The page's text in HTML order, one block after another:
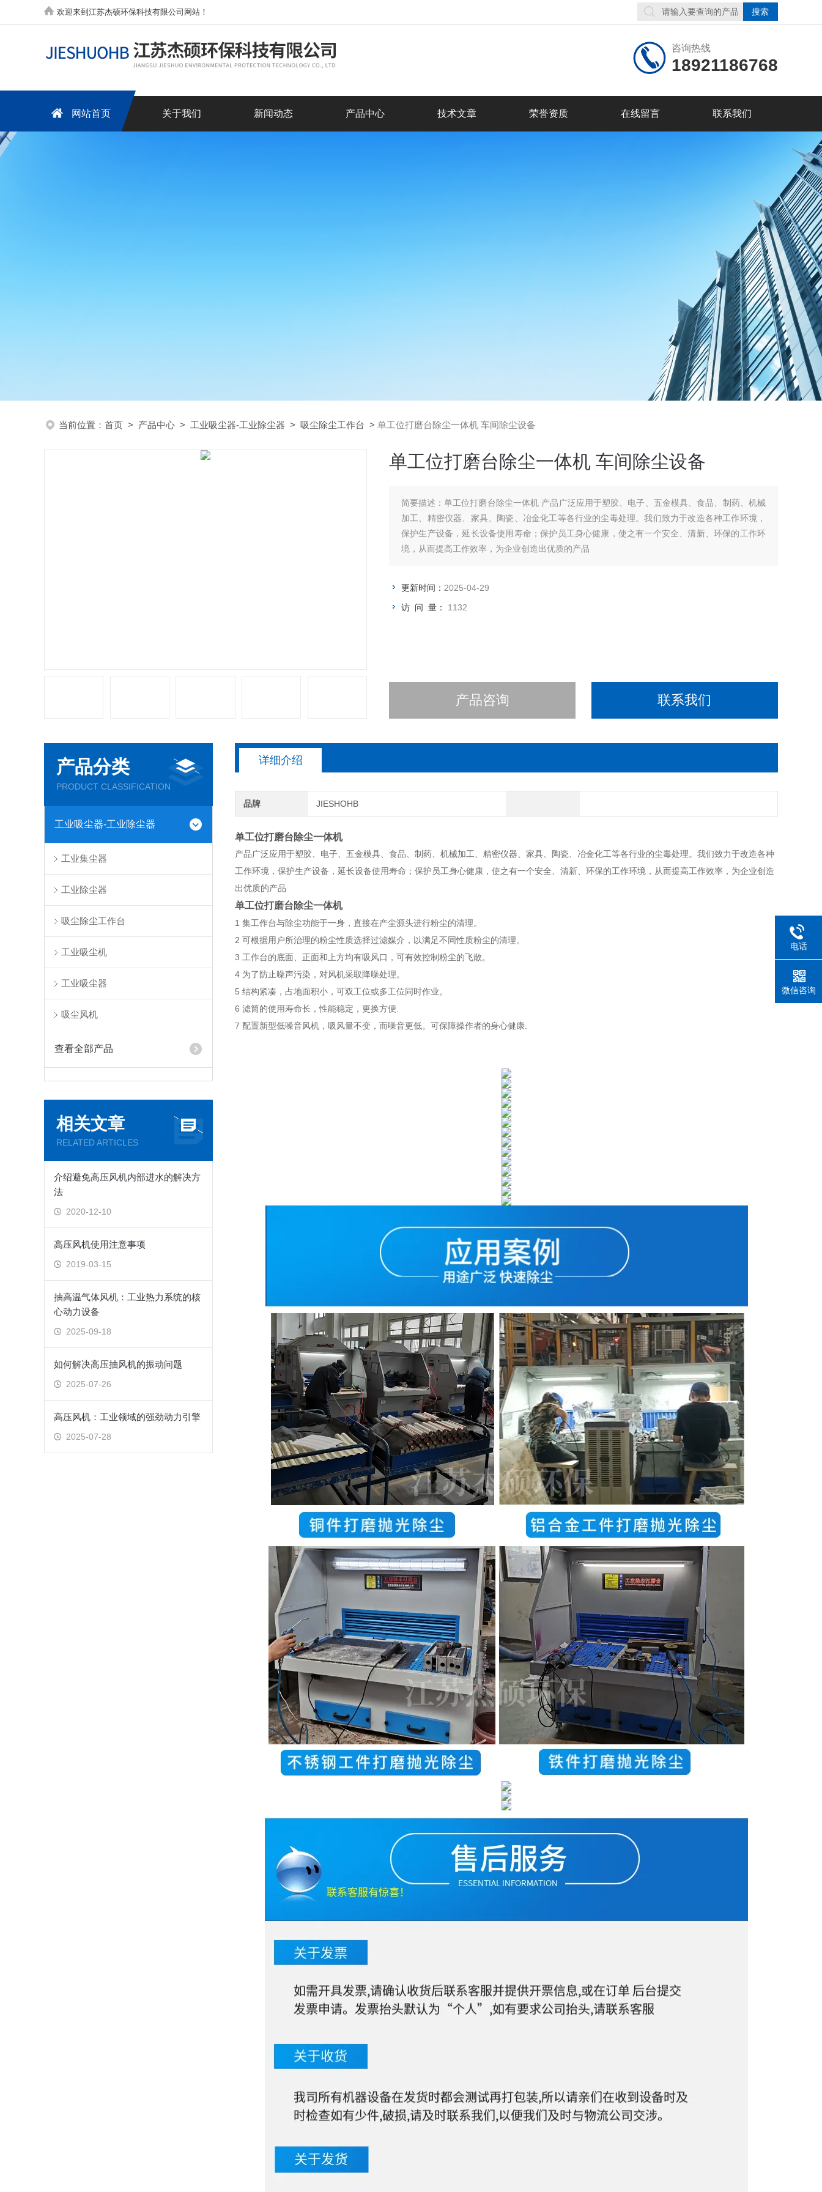
欢迎来到江苏杰硕环保科技有限公司网站！
咨询热线
18921186768
网站首页 关于我们 新闻动态 产品中心 技术文章 荣誉资质 在线留言 联系我们
当前位置： 首页 > 产品中心 > 工业吸尘器-工业除尘器 > 吸尘除尘工作台 > 单工位打磨台除尘一体机 车间除尘设备
单工位打磨台除尘一体机 车间除尘设备
简要描述： 单工位打磨台除尘一体机 产品广泛应用于塑胶、电子、五金模具、食品、制药、机械
加工、精密仪器、家具、陶瓷、冶金化工等各行业的尘毒处理。我们致力于改造各种工作环境，
保护生产设备，延长设备使用寿命；保护员工身心健康，使之有一个安全、清新、环保的工作环
境，从而提高工作效率，为企业创造出优质的产品
更新时间： 2025-04-29
访 问 量： 1132
产品咨询 联系我们
产品分类
PRODUCT CLASSIFICATION
工业吸尘器-工业除尘器
工业集尘器
工业除尘器
吸尘除尘工作台
工业吸尘机
工业吸尘器
吸尘风机
查看全部产品
相关文章
RELATED ARTICLES
介绍避免高压风机内部进水的解决方
法
2020-12-10
高压风机使用注意事项
2019-03-15
抽高温气体风机：工业热力系统的核
心动力设备
2025-09-18
如何解决高压抽风机的振动问题
2025-07-26
高压风机：工业领域的强劲动力引擎
2025-07-28
详细介绍
品牌 JIESHOHB
单工位打磨台除尘一体机
产品广泛应用于塑胶、电子、五金模具、食品、制药、机械加工、精密仪器、家具、陶瓷、冶金化工等各行业的尘毒处理。我们致力于改造各种
工作环境，保护生产设备，延长设备使用寿命；保护员工身心健康，使之有一个安全、清新、环保的工作环境，从而提高工作效率，为企业创造
出优质的产品
单工位打磨台除尘一体机
1 集工作台与除尘功能于一身，直接在产尘源头进行粉尘的清理。
2 可根据用户所治理的粉尘性质选择过滤媒介，以满足不同性质粉尘的清理。
3 工作台的底面、正面和上方均有吸风口，可有效控制粉尘的飞散。
4 为了防止噪声污染，对风机采取降噪处理。
5 结构紧凑，占地面积小，可双工位或多工位同时作业。
6 滤筒的使用寿命长，性能稳定，更换方便.
7 配置新型低噪音风机，吸风量不变，而噪音更低。可保障操作者的身心健康.
电话
微信咨询